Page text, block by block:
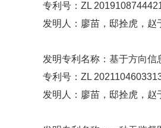
专利号：ZL
发明人：廖苗，邸拴虎，赵
发明专利名称：基于方向
专利号：ZL
发明人：廖苗，邸拴虎，赵